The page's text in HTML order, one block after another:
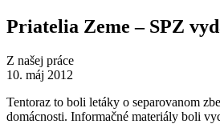
Priatelia Zeme – SPZ
Z našej práce
10. máj 2012
Tentoraz to boli letáky o separovanom
domácnosti. Informačné materiály boli